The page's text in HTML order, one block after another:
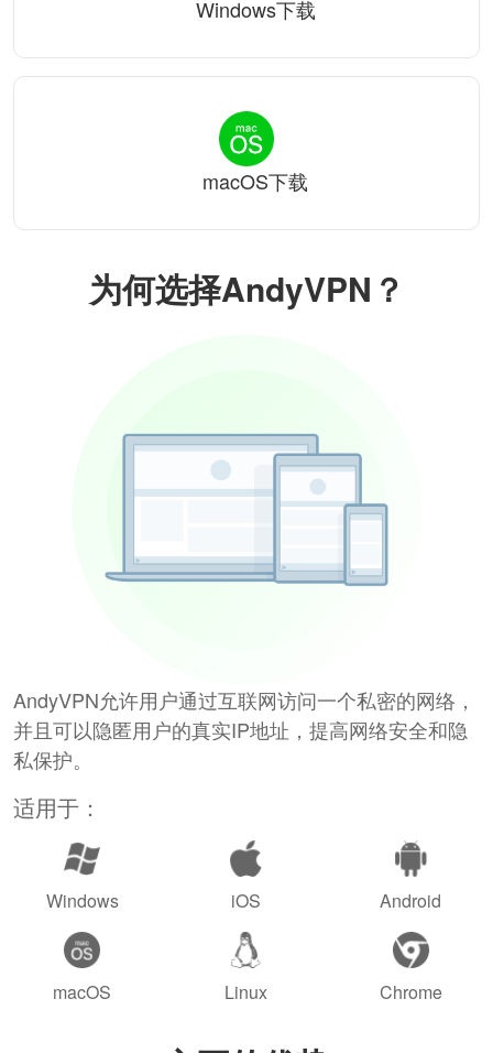
为何选择AndyVPN？
AndyVPN允许用户通过互联网访问一个私密的网络，
并且可以隐匿用户的真实IP地址，提高网络安全和隐
私保护。
适用于：
Windows iOS Android
macOS Linux Chrome
Windows下载
macOS下载